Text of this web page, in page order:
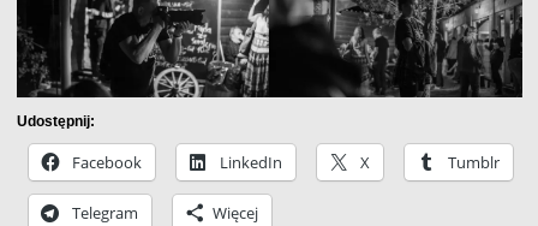
Udostępnij:
Facebook LinkedIn X Tumblr
Telegram Więcej